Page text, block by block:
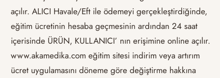
açılır. ALICI Havale/Eft ile ödemeyi gerçekleştirdiğinde,
eğitim ücretinin hesaba geçmesinin ardından 24 saat
içerisinde ÜRÜN, KULLANICI’ nın erişimine online açılır.
www.akamedika.com eğitim sitesi indirim veya artırım
ücret uygulamasını döneme göre değiştirme hakkına